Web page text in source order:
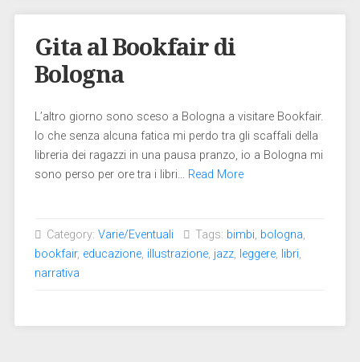
Gita al Bookfair di
Bologna
L’altro giorno sono sceso a Bologna a visitare Bookfair.
Io che senza alcuna fatica mi perdo tra gli scaffali della
libreria dei ragazzi in una pausa pranzo, io a Bologna mi
sono perso per ore tra i libri… Read More
Category: Varie/Eventuali Tags: bimbi, bologna,
bookfair, educazione, illustrazione, jazz, leggere, libri,
narrativa